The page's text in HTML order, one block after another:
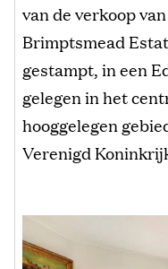
van de verkoop
Brimptsmead
gestampt, in een
gelegen in het
hooggelegen
Verenigd